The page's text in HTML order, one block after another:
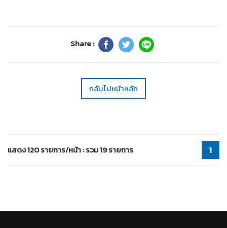
Share :
กลับไปหน้าหลัก
แสดง 120 รายการ/หน้า : รวม 19 รายการ 1